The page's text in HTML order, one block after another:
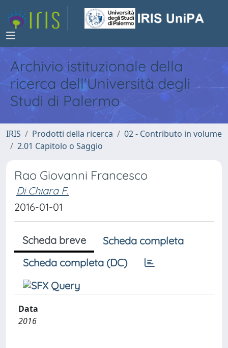
Archivio istituzionale della
ricerca dell'Università degli
Studi di Palermo
IRIS Prodotti della ricerca
02 - Contributo in volume
2.01 Capitolo o Saggio
Rao Giovanni Francesco
Di Chiara F.
2016-01-01
Scheda breve
Scheda completa
Scheda completa (DC)
Data
2016